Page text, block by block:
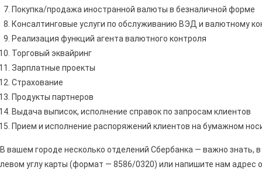
Покупка/продажа иностранной валюты в безналичной форме
Консалтинговые услуги по обслуживанию ВЭД и валютному
Реализация функций агента валютного контроля
Торговый эквайринг
Зарплатные проекты
Страхование
Продукты партнеров
Выдача выписок, исполнение справок по запросам клиентов
Прием и исполнение распоряжений клиентов на бумажном
В вашем городе несколько отделений Сбербанка — важно знать,
левом углу карты (формат — 8586/0320) или напишите нам адрес